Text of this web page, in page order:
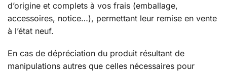
d’origine et complets à vos frais (emballage,
accessoires, notice…), permettant leur remise en vente
à l’état neuf.
En cas de dépréciation du produit résultant de
manipulations autres que celles nécessaires pour